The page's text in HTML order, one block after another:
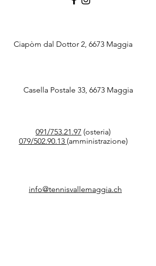
Ciapòm dal Dottor 2, 6673 Maggia
Casella Postale 33, 6673 Maggia
091/753.21.97 (osteria)
079/502.90.13 (amministrazione)
info@tennisvallemaggia.ch